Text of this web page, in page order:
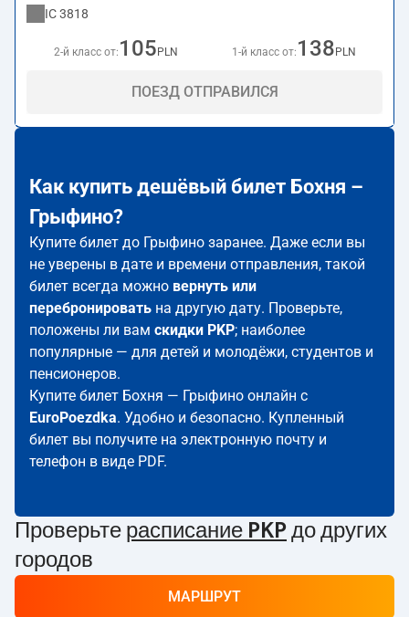
IC3818
2-й класс от: 105 PLN 1-й класс от: 138 PLN
ПОЕЗД ОТПРАВИЛСЯ
Как купить дешёвый билет Бохня –
Грыфино?
Купите билет до Грыфино заранее. Даже если вы
не уверены в дате и времени отправления, такой
билет всегда можно вернуть или
перебронировать на другую дату. Проверьте,
положены ли вам скидки PKP; наиболее
популярные — для детей и молодёжи, студентов и
пенсионеров.
Купите билет Бохня — Грыфино онлайн с
EuroPoezdka. Удобно и безопасно. Купленный
билет вы получите на электронную почту и
телефон в виде PDF.
Проверьте расписание PKP до других
городов
МАРШРУТ